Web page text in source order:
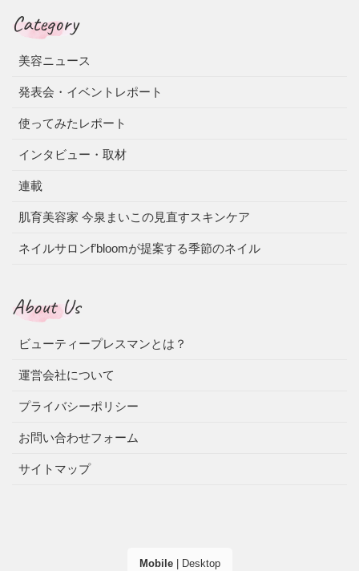
Category
美容ニュース
発表会・イベントレポート
使ってみたレポート
インタビュー・取材
連載
肌育美容家 今泉まいこの見直すスキンケア
ネイルサロンf’bloomが提案する季節のネイル
About Us
ビューティープレスマンとは？
運営会社について
プライバシーポリシー
お問い合わせフォーム
サイトマップ
Mobile| Desktop